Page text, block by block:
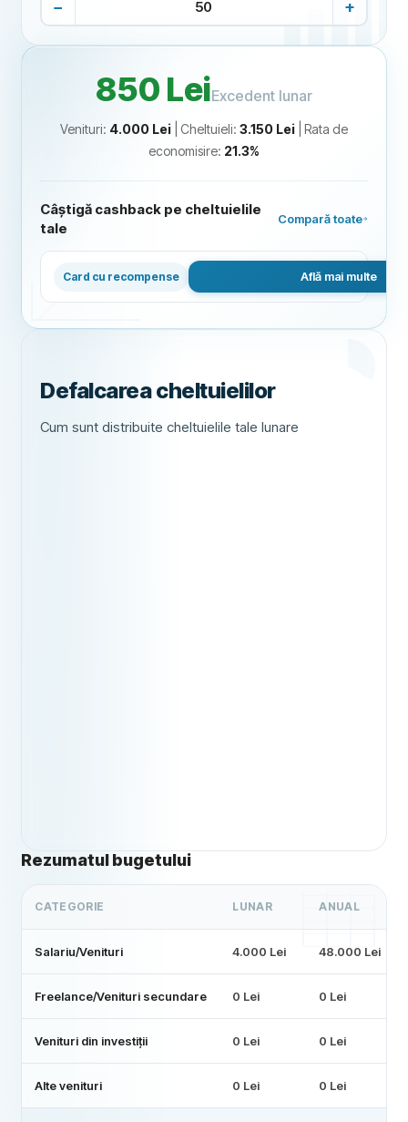
− +
850 LeiExcedent lunar
Venituri: 4.000 Lei| Cheltuieli: 3.150 Lei| Rata de
economisire: 21.3%
Câștigă cashback pe cheltuielile
tale
Compară toate
Card Avantaj
Card cu recompense Află mai multe
Defalcarea cheltuielilor
Cum sunt distribuite cheltuielile tale lunare
Rezumatul bugetului
CATEGORIE LUNAR ANUAL
Salariu/Venituri 4.000 Lei 48.000 Lei
Freelance/Venituri secundare 0 Lei 0 Lei
Venituri din investiții 0 Lei 0 Lei
Alte venituri 0 Lei 0 Lei